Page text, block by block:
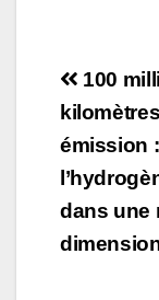
de
l’article
100
émission :
dans une